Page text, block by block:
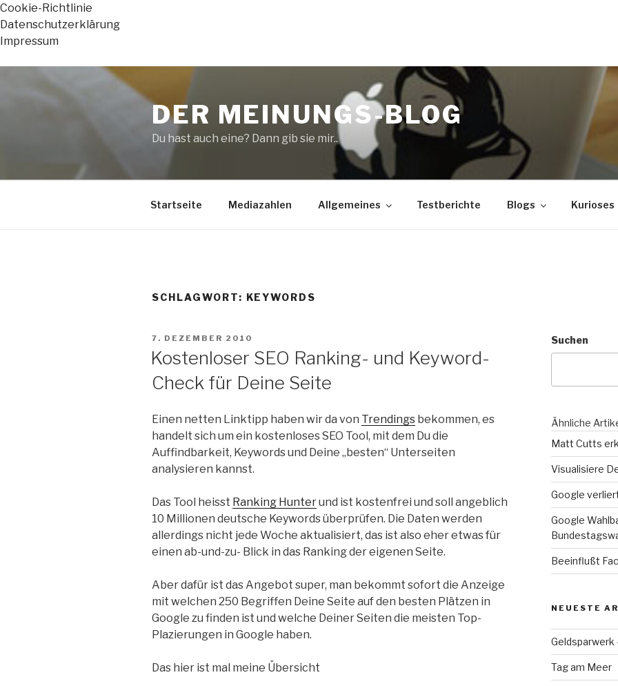
Cookie-Richtlinie
Datenschutzerklärung
Impressum
springen
DER MEINUNGS-BLOG
Du hast auch eine? Dann gib sie mir..
Startseite Mediazahlen Allgemeines Testberichte Blogs Kurioses
SCHLAGWORT: KEYWORDS
VERÖFFENTLICHT
7. DEZEMBER 2010
Kostenloser SEO Ranking- und Keyword-
Check für Deine Seite
Einen netten Linktipp haben wir da von Trendings bekommen, es
handelt sich um ein kostenloses SEO Tool, mit dem Du die
Auffindbarkeit, Keywords und Deine „besten“ Unterseiten
analysieren kannst.
Das Tool heisst Ranking Hunterund ist kostenfrei und soll angeblich
10 Millionen deutsche Keywords überprüfen. Die Daten werden
allerdings nicht jede Woche aktualisiert, das ist also eher etwas für
einen ab-und-zu- Blick in das Ranking der eigenen Seite.
Aber dafür ist das Angebot super, man bekommt sofort die Anzeige
mit welchen 250 Begriffen Deine Seite auf den besten Plätzen in
Google zu finden ist und welche Deiner Seiten die meisten Top-
Plazierungen in Google haben.
Das hier ist mal meine Übersicht
Suchen
Ähnliche
Matt Cutts
Visualisiere
Google
Google
Beeinflußt
NEUESTE
Geldsparwerk
Tag am Meer